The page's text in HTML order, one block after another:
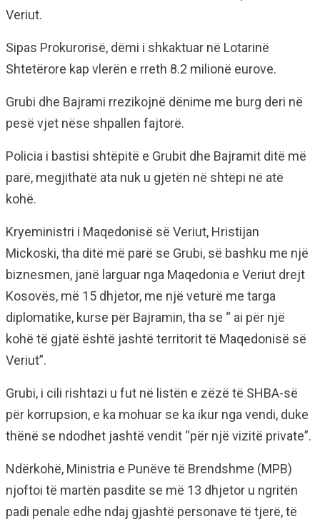
Veriut.
Sipas Prokurorisë, dëmi i shkaktuar në Lotarinë
Shtetërore kap vlerën e rreth 8.2 milionë eurove.
Grubi dhe Bajrami rrezikojnë dënime me burg deri në
pesë vjet nëse shpallen fajtorë.
Policia i bastisi shtëpitë e Grubit dhe Bajramit ditë më
parë, megjithatë ata nuk u gjetën në shtëpi në atë
kohë.
Kryeministri i Maqedonisë së Veriut, Hristijan
Mickoski, tha ditë më parë se Grubi, së bashku me një
biznesmen, janë larguar nga Maqedonia e Veriut drejt
Kosovës, më 15 dhjetor, me një veturë me targa
diplomatike, kurse për Bajramin, tha se “ ai për një
kohë të gjatë është jashtë territorit të Maqedonisë së
Veriut”.
Grubi, i cili rishtazi u fut në listën e zëzë të SHBA-së
për korrupsion, e ka mohuar se ka ikur nga vendi, duke
thënë se ndodhet jashtë vendit “për një vizitë private”.
Ndërkohë, Ministria e Punëve të Brendshme (MPB)
njoftoi të martën pasdite se më 13 dhjetor u ngritën
padi penale edhe ndaj gjashtë personave të tjerë, të